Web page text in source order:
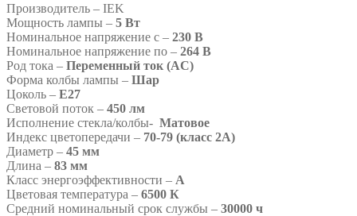
Производитель – IEK
Мощность лампы – 5 Вт
Номинальное напряжение с – 230 В
Номинальное напряжение по – 264 В
Род тока – Переменный ток (AC)
Форма колбы лампы – Шар
Цоколь – E27
Световой поток – 450 лм
Исполнение стекла/колбы- Матовое
Индекс цветопередачи – 70-79 (класс 2А)
Диаметр – 45 мм
Длина – 83 мм
Класс энергоэффективности – A
Цветовая температура – 6500 К
Средний номинальный срок службы – 30000 ч